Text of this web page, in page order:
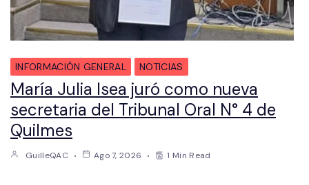
INFORMACIÓN GENERAL NOTICIAS
María Julia Isea juró como nueva
secretaria del Tribunal Oral N° 4 de
Quilmes
GuilleQAC Ago 7, 2026 1 Min Read